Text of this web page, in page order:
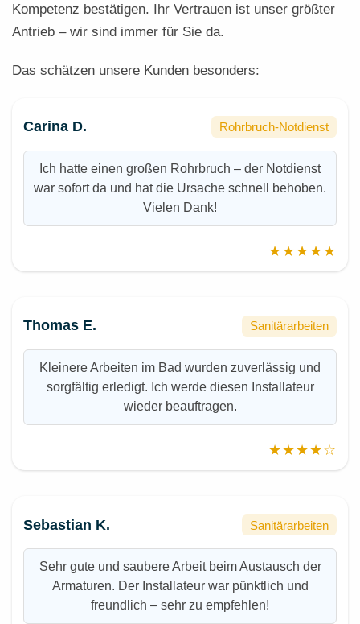
Kompetenz bestätigen. Ihr Vertrauen ist unser größter
Antrieb – wir sind immer für Sie da.
Das schätzen unsere Kunden besonders:
Carina D. Rohrbruch-Notdienst
Ich hatte einen großen Rohrbruch – der Notdienst
war sofort da und hat die Ursache schnell behoben.
Vielen Dank!
★★★★★
Thomas E. Sanitärarbeiten
Kleinere Arbeiten im Bad wurden zuverlässig und
sorgfältig erledigt. Ich werde diesen Installateur
wieder beauftragen.
★★★★☆
Sebastian K. Sanitärarbeiten
Sehr gute und saubere Arbeit beim Austausch der
Armaturen. Der Installateur war pünktlich und
freundlich – sehr zu empfehlen!